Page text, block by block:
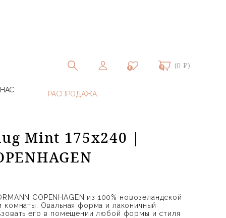
0 0 (0 ₽)
Mint 175х240 |
COPENHAGEN из 100% новозеландской
Овальная форма и лаконичный
его в помещении любой формы и стиля